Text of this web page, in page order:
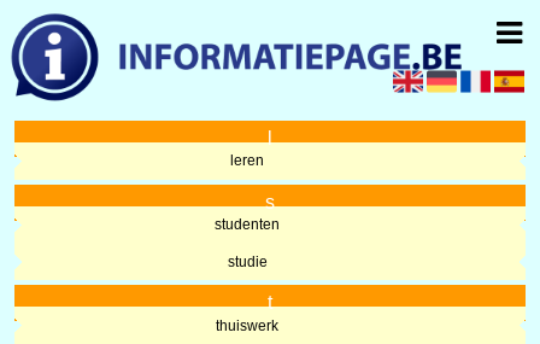
l
leren
s
studenten
studie
t
thuiswerk